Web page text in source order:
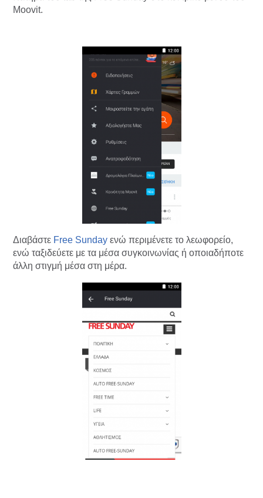
Moovit.
Διαβάστε Free Sunday ενώ περιμένετε το λεωφορείο,
ενώ ταξιδεύετε με τα μέσα συγκοινωνίας ή οποιαδήποτε
άλλη στιγμή μέσα στη μέρα.